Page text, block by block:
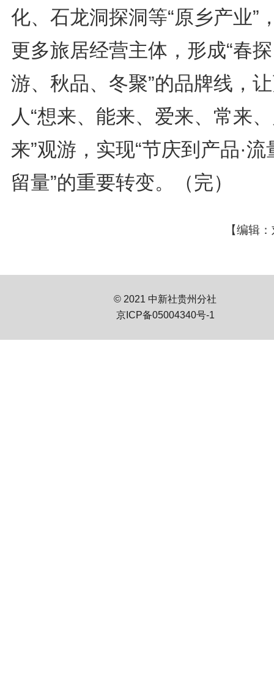
化、石龙洞探洞等“原乡产业”
更多旅居经营主体，形成“春
游、秋品、冬聚”的品牌线，
人“想来、能来、爱来、常来
来”观游，实现“节庆到产品·流
留量”的重要转变。（完）
【编辑
© 2021 中新社贵州分社
京ICP备05004340号-1